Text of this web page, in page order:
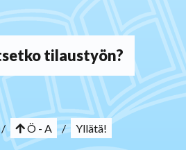
tilaustyön?
/ Ö - A / Yllätä!